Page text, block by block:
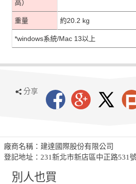
高）
重量 約20.2 kg
*windows系統/Mac 13以上
分享
廠商名稱：建達國際股份有限公司
登記地址：231新北市新店區中正路531
別人也買